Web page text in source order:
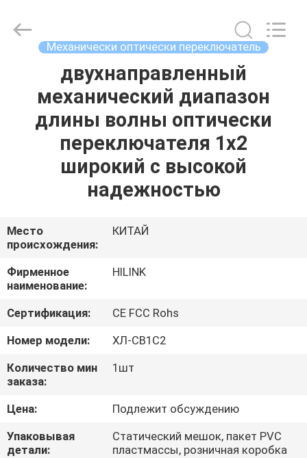
ДОМОЙ
ПРОДУКТЫ
ЭКСКУРСИЯ
ПО
ЗАВОДУ
КОНТРОЛЬ
КАЧЕСТВА
СВЯЖИТЕСЬ
С
НАМИ
Technology
Co.,Ltd..
Механически оптически переключатель
двухнаправленный
механический диапазон
длины волны оптически
переключателя 1x2
широкий с высокой
надежностью
Место
происхождения:
КИТАЙ
Фирменное
наименование:
HILINK
Сертификация:
CE FCC Rohs
Номер модели:
ХЛ-СВ1С2
Количество мин
заказа:
1шт
Цена:
Подлежит обсуждению
Упаковывая
детали:
Статический мешок, пакет PVC
пластмассы, розничная коробка